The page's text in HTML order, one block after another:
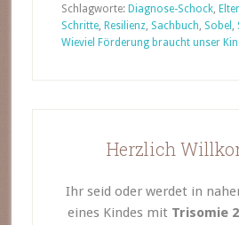
Schlagworte: Diagnose-Schock,
Schritte, Resilienz, Sachbuch, Sobel ,
Wieviel Förderung braucht unser
Herzlich
Ihr seid oder werdet in
eines Kindes mit Trisomie